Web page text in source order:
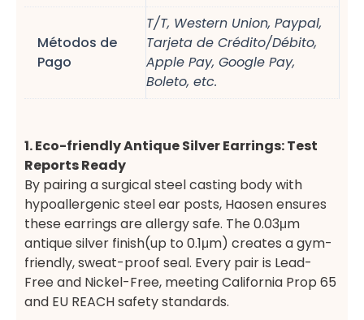
Métodos de
Pago
T/T, Western Union, Paypal,
Tarjeta de Crédito/Débito,
Apple Pay, Google Pay,
Boleto, etc.
1. Eco-friendly Antique Silver Earrings: Test
Reports Ready
By pairing a surgical steel casting body with
hypoallergenic steel ear posts, Haosen ensures
these earrings are allergy safe. The 0.03μm
antique silver finish(up to 0.1μm) creates a gym-
friendly, sweat-proof seal. Every pair is Lead-
Free and Nickel-Free, meeting California Prop 65
and EU REACH safety standards.